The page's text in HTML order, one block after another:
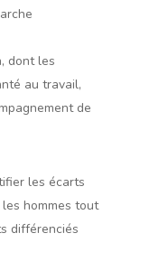
dont les
au travail,
de
les écarts
hommes tout
différenciés